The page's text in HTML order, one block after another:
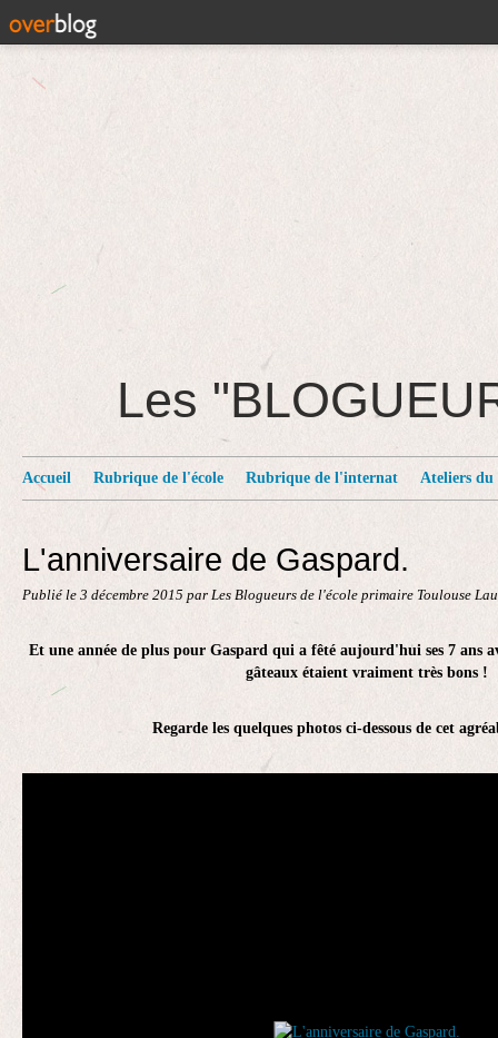
Les
Accueil Rubrique de l'école Rubrique de l'internat Ateliers du
L'anniversaire de Gaspard.
Publié le 3 décembre 2015 par Les Blogueurs de l'école primaire Toulouse
Et une année de plus pour Gaspard qui a fêté aujourd'hui ses 7 ans
gâteaux étaient vraiment très bons !
Regarde les quelques photos ci-dessous de cet